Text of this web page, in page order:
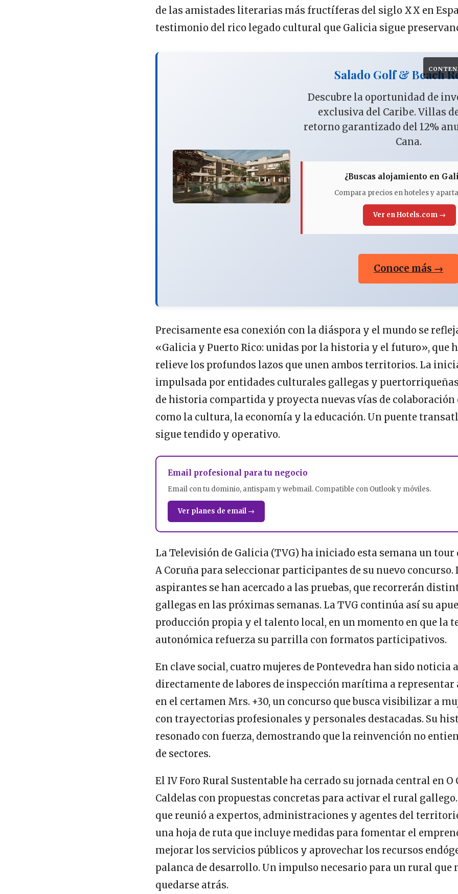
de las amistades literarias más fructíferas del siglo XX en
testimonio del rico legado cultural que Galicia sigue
Salado Golf & Beach
Descubre la oportunidad de
exclusiva del Caribe. Villas
retorno garantizado del 12%
Cana.
¿Buscas alojamiento en
Compara precios en hoteles y
Ver en Hotels.com →
Conoce más →
Precisamente esa conexión con la diáspora y el mundo se
«Galicia y Puerto Rico: unidas por la historia y el futuro», que
relieve los profundos lazos que unen ambos territorios. La
impulsada por entidades culturales gallegas y
de historia compartida y proyecta nuevas vías de colaboración
como la cultura, la economía y la educación. Un puente
sigue tendido y operativo.
Email profesional para tu negocio
Email con tu dominio, antispam y webmail. Compatible con Outlook y móviles.
Ver planes de email →
La Televisión de Galicia (TVG) ha iniciado esta semana un tour
A Coruña para seleccionar participantes de su nuevo concurso.
aspirantes se han acercado a las pruebas, que recorrerán
gallegas en las próximas semanas. La TVG continúa así su
producción propia y el talento local, en un momento en que la
autonómica refuerza su parrilla con formatos participativos.
En clave social, cuatro mujeres de Pontevedra han sido noticia
directamente de labores de inspección marítima a representar
en el certamen Mrs. +30, un concurso que busca visibilizar a
con trayectorias profesionales y personales destacadas. Su
resonado con fuerza, demostrando que la reinvención no
de sectores.
El IV Foro Rural Sustentable ha cerrado su jornada central en O
Caldelas con propuestas concretas para activar el rural
que reunió a expertos, administraciones y agentes del
una hoja de ruta que incluye medidas para fomentar el
mejorar los servicios públicos y aprovechar los recursos
palanca de desarrollo. Un impulso necesario para un rural que
quedarse atrás.